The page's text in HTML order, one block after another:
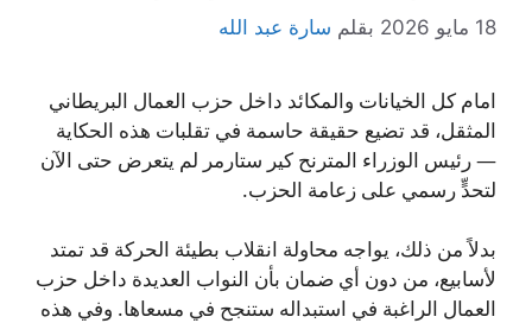
18 مايو 2026 بقلم سارة عبد الله
امام كل الخيانات والمكائد داخل حزب العمال البريطاني
المثقل، قد تضيع حقيقة حاسمة في تقلبات هذه الحكاية
— رئيس الوزراء المترنح كير ستارمر لم يتعرض حتى الآن
لتحدٍّ رسمي على زعامة الحزب.
بدلاً من ذلك، يواجه محاولة انقلاب بطيئة الحركة قد تمتد
لأسابيع، من دون أي ضمان بأن النواب العديدة داخل حزب
العمال الراغبة في استبداله ستنجح في مسعاها. وفي هذه